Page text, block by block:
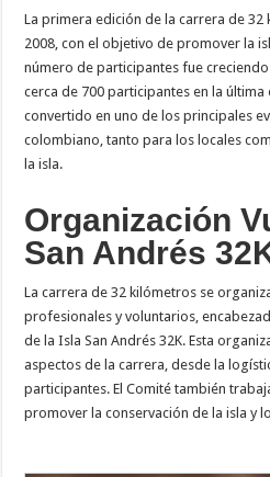
La primera edición de la carrera de 32
2008, con el objetivo de promover la
número de participantes fue
cerca de 700 participantes en la última
convertido en uno de los principales
colombiano, tanto para los locales
la isla.
Organización
San Andrés
La carrera de 32 kilómetros se
profesionales y voluntarios,
de la Isla San Andrés 32K. Esta
aspectos de la carrera, desde la
participantes. El Comité también
promover la conservación de la isla y